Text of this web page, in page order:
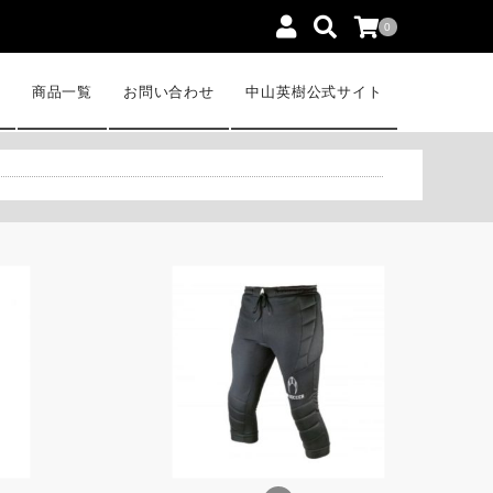
0
商品一覧 お問い合わせ 中山英樹公式サイト